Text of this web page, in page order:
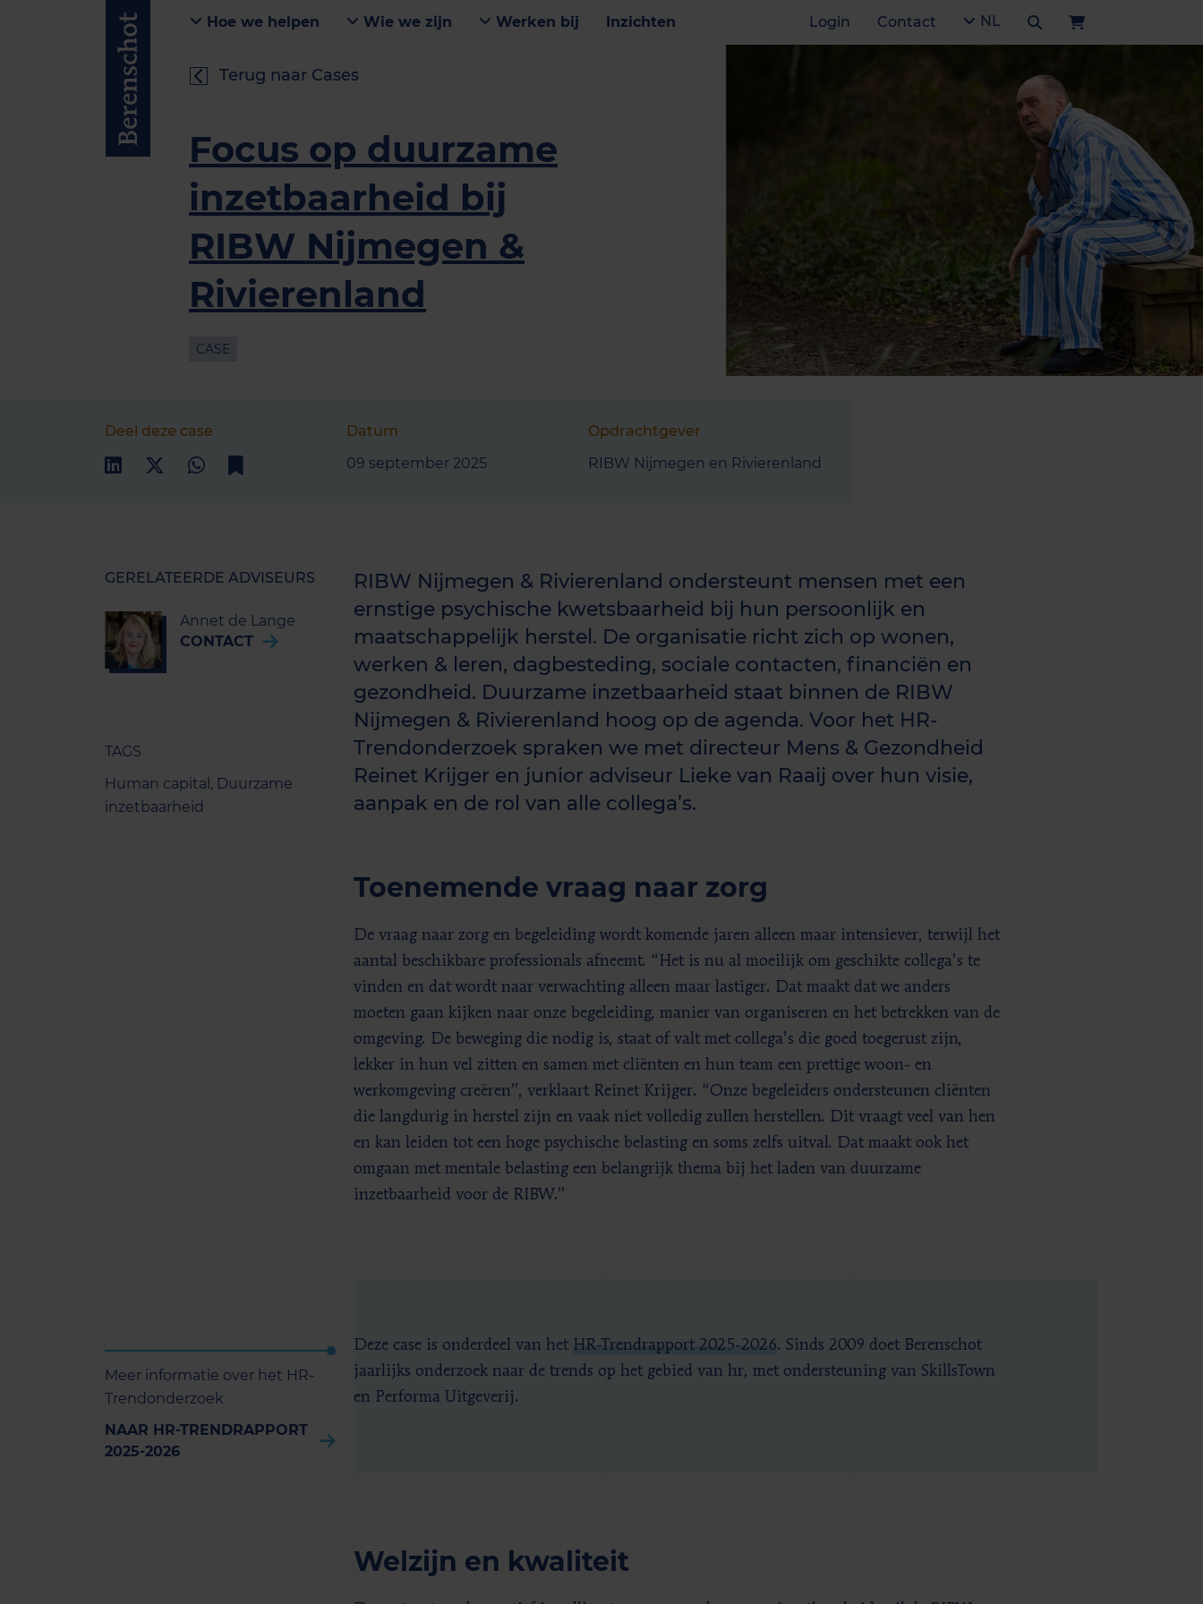
Hoe we helpen Wie we zijn Werken bij Inzichten Login Contact NL
Terug naar Cases
Focus op duurzame
inzetbaarheid bij
RIBW Nijmegen &
Rivierenland
CASE
Deel deze case
Datum
09 september 2025
Opdrachtgever
RIBW Nijmegen en Rivierenland
GERELATEERDE ADVISEURS
Annet de Lange
CONTACT
TAGS
Human capital, Duurzame
inzetbaarheid
RIBW Nijmegen & Rivierenland ondersteunt mensen met een
ernstige psychische kwetsbaarheid bij hun persoonlijk en
maatschappelijk herstel. De organisatie richt zich op wonen,
werken & leren, dagbesteding, sociale contacten, financiën en
gezondheid. Duurzame inzetbaarheid staat binnen de RIBW
Nijmegen & Rivierenland hoog op de agenda. Voor het HR-
Trendonderzoek spraken we met directeur Mens & Gezondheid
Reinet Krijger en junior adviseur Lieke van Raaij over hun visie,
aanpak en de rol van alle collega’s.
Toenemende vraag naar zorg
De vraag naar zorg en begeleiding wordt komende jaren alleen maar intensiever, terwijl het
aantal beschikbare professionals afneemt. “Het is nu al moeilijk om geschikte collega’s te
vinden en dat wordt naar verwachting alleen maar lastiger. Dat maakt dat we anders
moeten gaan kijken naar onze begeleiding, manier van organiseren en het betrekken van de
omgeving. De beweging die nodig is, staat of valt met collega’s die goed toegerust zijn,
lekker in hun vel zitten en samen met cliënten en hun team een prettige woon- en
werkomgeving creëren”, verklaart Reinet Krijger. “Onze begeleiders ondersteunen cliënten
die langdurig in herstel zijn en vaak niet volledig zullen herstellen. Dit vraagt veel van hen
en kan leiden tot een hoge psychische belasting en soms zelfs uitval. Dat maakt ook het
omgaan met mentale belasting een belangrijk thema bij het laden van duurzame
inzetbaarheid voor de RIBW.”
Meer informatie over het HR-
Trendonderzoek
NAAR HR-TRENDRAPPORT
2025-2026
Deze case is onderdeel van het HR-Trendrapport 2025-2026. Sinds 2009 doet Berenschot
jaarlijks onderzoek naar de trends op het gebied van hr, met ondersteuning van SkillsTown
en Performa Uitgeverij.
Welzijn en kwaliteit